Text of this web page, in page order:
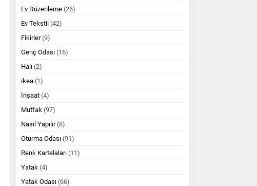
Ev Düzenleme (26)
Ev Tekstil (42)
Fikirler(9)
Genç Odası (16)
Halı (2)
ikea (1)
İnşaat (4)
Mutfak (97)
Nasıl Yapılır(8)
Oturma Odası (91)
Renk Kartelaları (11)
Yatak (4)
Yatak Odası (66)